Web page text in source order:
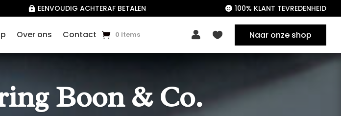
 EENVOUDIG ACHTERAF BETALEN  100% KLANT TEVREDENHEID
Over ons Contact 0 items   Naar onze shop
Boon & Co.